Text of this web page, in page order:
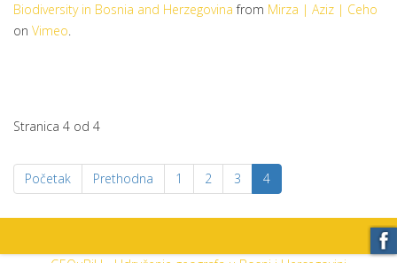
Biodiversity in Bosnia and Herzegovina from Mirza | Aziz | Ceho
on Vimeo.
Stranica 4 od 4
Početak Prethodna 1 2 3 4